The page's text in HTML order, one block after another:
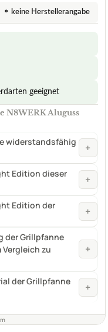
⚬ keine Herstellerangabe
geeignet
N8WERK Aluguss
widerstandsfähig
+
Edition dieser
+
Edition der
+
der Grillpfanne
zu
+
der Grillpfanne
+